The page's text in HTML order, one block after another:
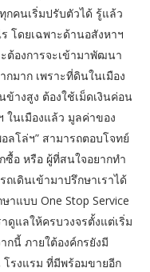
คนเริ่มปรับตัวได้ รู้แล้ว
โดยเฉพาะด้านอสังหาฯ
ต้องการจะเข้ามาพัฒนา
มาก เพราะที่ดินในเมือง
างสูง ต้องใช้เม็ดเงินค่อน
ในเมืองแล้ว มูลค่าของ
ลโล่ฯ” สามารถตอบโจทย์
ซื้อ หรือ ผู้ที่สนใจอยากทำ
เดินเข้ามาปรึกษาเราได้
าแบบ One Stop Service
ดูแลให้ครบวงจรตั้งแต่เริ่ม
กนี้ ภายใต้องค์กรยังมี
รงแรม ที่มีพร้อมขายอีก